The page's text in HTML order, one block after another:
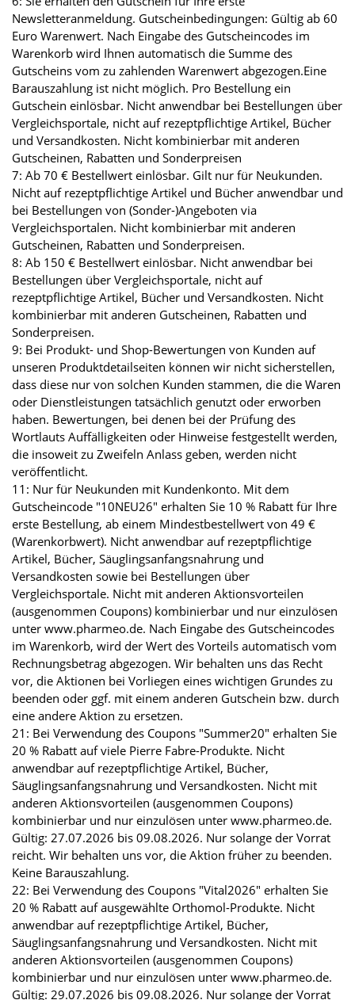
Newsletteranmeldung. Gutscheinbedingungen: Gültig ab 60
Euro Warenwert. Nach Eingabe des Gutscheincodes im
Warenkorb wird Ihnen automatisch die Summe des
Gutscheins vom zu zahlenden Warenwert abgezogen.Eine
Barauszahlung ist nicht möglich. Pro Bestellung ein
Gutschein einlösbar. Nicht anwendbar bei Bestellungen über
Vergleichsportale, nicht auf rezeptpflichtige Artikel, Bücher
und Versandkosten. Nicht kombinierbar mit anderen
Gutscheinen, Rabatten und Sonderpreisen
7: Ab 70 € Bestellwert einlösbar. Gilt nur für Neukunden.
Nicht auf rezeptpflichtige Artikel und Bücher anwendbar und
bei Bestellungen von (Sonder-)Angeboten via
Vergleichsportalen. Nicht kombinierbar mit anderen
Gutscheinen, Rabatten und Sonderpreisen.
8: Ab 150 € Bestellwert einlösbar. Nicht anwendbar bei
Bestellungen über Vergleichsportale, nicht auf
rezeptpflichtige Artikel, Bücher und Versandkosten. Nicht
kombinierbar mit anderen Gutscheinen, Rabatten und
Sonderpreisen.
9: Bei Produkt- und Shop-Bewertungen von Kunden auf
unseren Produktdetailseiten können wir nicht sicherstellen,
dass diese nur von solchen Kunden stammen, die die Waren
oder Dienstleistungen tatsächlich genutzt oder erworben
haben. Bewertungen, bei denen bei der Prüfung des
Wortlauts Auffälligkeiten oder Hinweise festgestellt werden,
die insoweit zu Zweifeln Anlass geben, werden nicht
veröffentlicht.
11: Nur für Neukunden mit Kundenkonto. Mit dem
Gutscheincode "10NEU26" erhalten Sie 10 % Rabatt für Ihre
erste Bestellung, ab einem Mindestbestellwert von 49 €
(Warenkorbwert). Nicht anwendbar auf rezeptpflichtige
Artikel, Bücher, Säuglingsanfangsnahrung und
Versandkosten sowie bei Bestellungen über
Vergleichsportale. Nicht mit anderen Aktionsvorteilen
(ausgenommen Coupons) kombinierbar und nur einzulösen
unter www.pharmeo.de. Nach Eingabe des Gutscheincodes
im Warenkorb, wird der Wert des Vorteils automatisch vom
Rechnungsbetrag abgezogen. Wir behalten uns das Recht
vor, die Aktionen bei Vorliegen eines wichtigen Grundes zu
beenden oder ggf. mit einem anderen Gutschein bzw. durch
eine andere Aktion zu ersetzen.
21: Bei Verwendung des Coupons "Summer20" erhalten Sie
20 % Rabatt auf viele Pierre Fabre-Produkte. Nicht
anwendbar auf rezeptpflichtige Artikel, Bücher,
Säuglingsanfangsnahrung und Versandkosten. Nicht mit
anderen Aktionsvorteilen (ausgenommen Coupons)
kombinierbar und nur einzulösen unter www.pharmeo.de.
Gültig: 27.07.2026 bis 09.08.2026. Nur solange der Vorrat
reicht. Wir behalten uns vor, die Aktion früher zu beenden.
Keine Barauszahlung.
22: Bei Verwendung des Coupons "Vital2026" erhalten Sie
20 % Rabatt auf ausgewählte Orthomol-Produkte. Nicht
anwendbar auf rezeptpflichtige Artikel, Bücher,
Säuglingsanfangsnahrung und Versandkosten. Nicht mit
anderen Aktionsvorteilen (ausgenommen Coupons)
kombinierbar und nur einzulösen unter www.pharmeo.de.
Gültig: 29.07.2026 bis 09.08.2026. Nur solange der Vorrat